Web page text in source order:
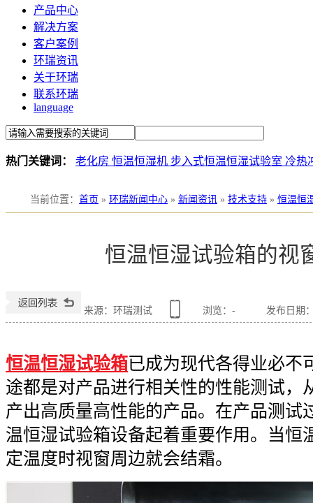
产品中心
解决方案
客户案例
环瑞资讯
关于环瑞
联系环瑞
language
热门关键词： 老化房 恒温恒湿机 步入式恒温恒湿试验室 冷热
当前位置 ： 首页 » 环瑞新闻中心 » 新闻资讯 » 技术支持 » 恒温恒
恒温恒湿试验箱的视
来源：环瑞测试 浏览： - 发布日期
恒温恒湿试验箱已成为现代各得业必不
途都是对产品进行相关性的性能测试，
产出高质量高性能的产品。在产品测试
温恒湿试验箱设备起着重要作用。当恒
定温度时视窗周边就会结霜。